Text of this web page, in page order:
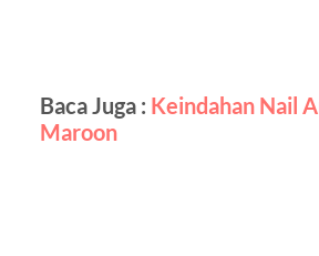
Baca Juga : Keindahan Nail
Maroon